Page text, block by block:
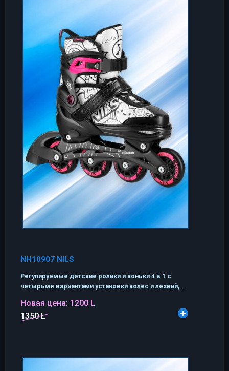
NH10907 NILS
Регулируемые детские ролики и коньки 4 в 1 с
четырьмя вариантами установки колёс и лезвий,...
Новая цена: 1200 L
1350 L